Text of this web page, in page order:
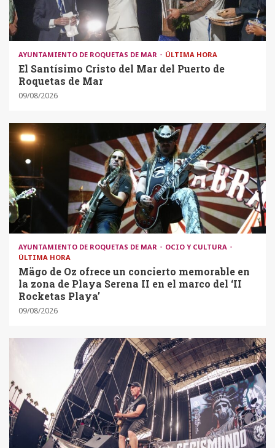
AYUNTAMIENTO DE ROQUETAS DE MAR ÚLTIMA HORA
El Santísimo Cristo del Mar del Puerto de
Roquetas de Mar
09/08/2026
AYUNTAMIENTO DE ROQUETAS DE MAR
OCIO Y CULTURA
ÚLTIMA HORA
Mägo de Oz ofrece un concierto memorable en
la zona de Playa Serena II en el marco del ‘II
Rocketas Playa’
09/08/2026